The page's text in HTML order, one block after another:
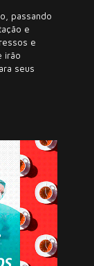
passando
e
e
irão
seus